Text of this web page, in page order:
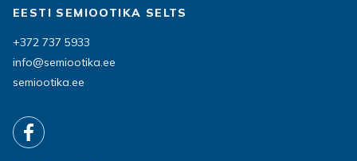
EESTI SEMIOOTIKA SELTS
+372 737 5933
info@semiootika.ee
semiootika.ee